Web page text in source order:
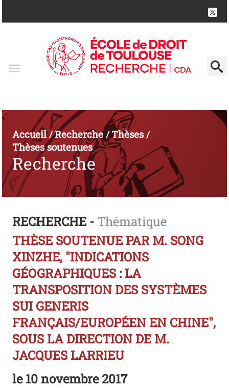
Accueil/Recherche/Thèses/
Thèses soutenues
Recherche
RECHERCHE - Thématique
THÈSE SOUTENUE PAR M. SONG
XINZHE, "INDICATIONS
GÉOGRAPHIQUES : LA
TRANSPOSITION DES SYSTÈMES
SUI GENERIS
FRANÇAIS/EUROPÉEN EN CHINE",
SOUS LA DIRECTION DE M.
JACQUES LARRIEU
le10 novembre 2017